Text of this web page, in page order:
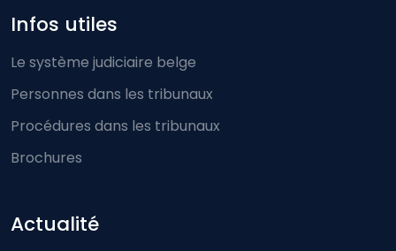
Infos utiles
Le système judiciaire belge
Personnes dans les tribunaux
Procédures dans les tribunaux
Brochures
Actualité